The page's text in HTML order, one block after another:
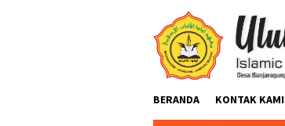
BERANDA KONTAK KAMI